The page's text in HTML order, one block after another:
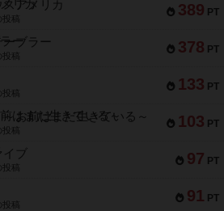
389 PT
アメリカ
稿
378 PT
ブラー
稿
133 PT
投稿
103 PT
お前はまだ生きている～
稿
97 PT
ブ
稿
91 PT
稿